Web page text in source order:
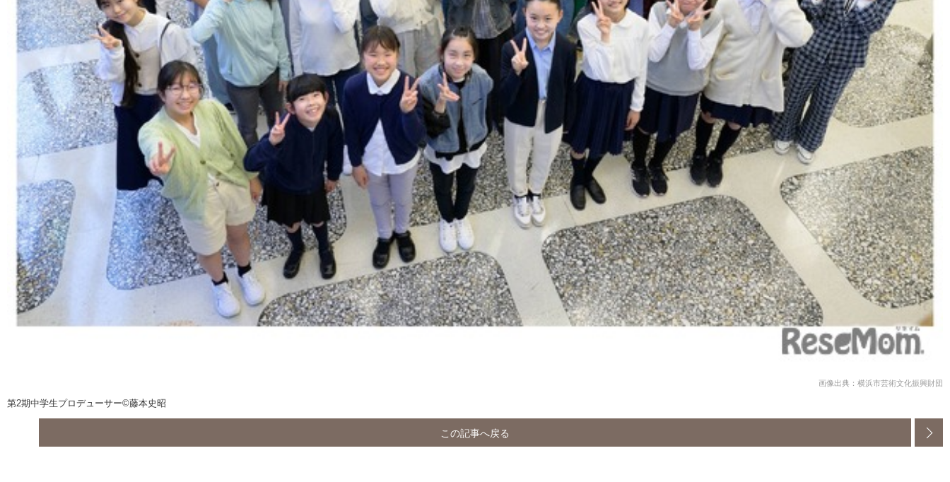
画像出典：横浜市芸術文化振興財団
第2期中学生プロデューサー©藤本史昭
この記事へ戻る